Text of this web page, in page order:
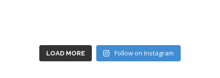
LOAD MORE Follow on Instagram